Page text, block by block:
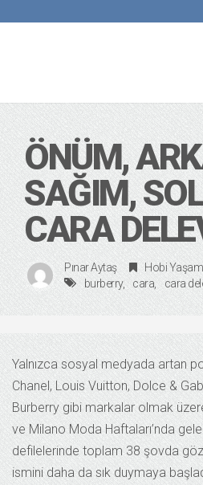
ÖNÜM,
SAĞIM,
CARA
Pınar Aytaş Hobi Yaşam
burberry
cara cara
Yalnızca sosyal medyada artan
Chanel, Louis Vuitton, Dolce &
Burberry gibi markalar olmak
ve Milano Moda Haftaları’nda
defilelerinde toplam 38 şovda
ismini daha da sık duymaya